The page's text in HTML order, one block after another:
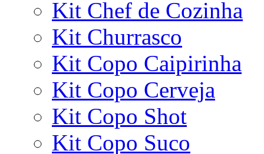
Kit Chef de Cozinha
Kit Churrasco
Kit Copo Caipirinha
Kit Copo Cerveja
Kit Copo Shot
Kit Copo Suco